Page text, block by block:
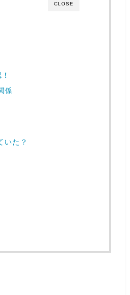
CLOSE
係
いた？